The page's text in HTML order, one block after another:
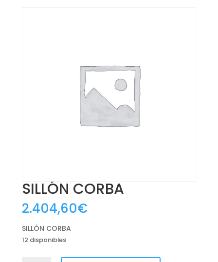
SILLÓN CORBA
2.404,60€
SILLÓN CORBA
12 disponibles